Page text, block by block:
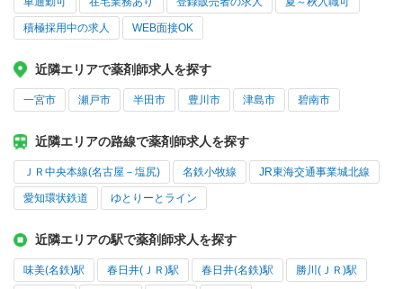
積極採用中の求人 WEB面接OK
近隣エリアで薬剤師求人を探す
一宮市 瀬戸市 半田市 豊川市 津島市 碧南市
近隣エリアの路線で薬剤師求人を探す
ＪＲ中央本線(名古屋－塩尻) 名鉄小牧線 JR東海交通事業城北線
愛知環状鉄道 ゆとりーとライン
近隣エリアの駅で薬剤師求人を探す
味美(名鉄)駅 春日井(ＪＲ)駅 春日井(名鉄)駅 勝川(ＪＲ)駅